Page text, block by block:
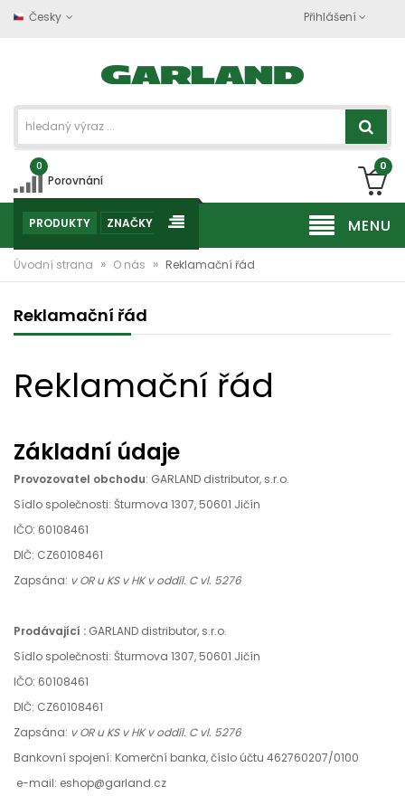
Česky Přihlášení
0
Porovnání
0
MENU
PRODUKTY ZNAČKY
Úvodní strana » O nás » Reklamační řád
Reklamační řád
Reklamační řád
Základní údaje
Provozovatel obchodu: GARLAND distributor, s.r.o.
Sídlo společnosti: Šturmova 1307, 50601 Jičín
IČO: 60108461
DIČ: CZ60108461
Zapsána: v OR u KS v HK v oddíl. C vl. 5276
Prodávající : GARLAND distributor, s.r.o.
Sídlo společnosti: Šturmova 1307, 50601 Jičín
IČO: 60108461
DIČ: CZ60108461
Zapsána: v OR u KS v HK v oddíl. C vl. 5276
Bankovní spojení: Komerční banka, číslo účtu 462760207/0100
e-mail: eshop@garland.cz